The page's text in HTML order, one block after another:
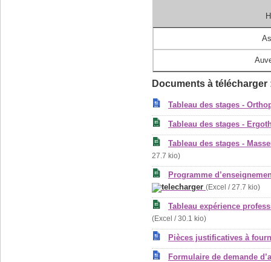
Documents à télécharger
Tableau des stages -
Tableau des stages -
Tableau des stages -
27.7 kio)
Programme
(Excel / 27.7 kio)
Tableau expérience
(Excel / 30.1 kio)
Pièces justificatives à
Formulaire de demande